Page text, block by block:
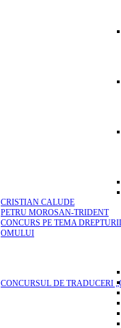
CRISTIAN CALUDE
PETRU MOROSAN-TRIDENT
CONCURS PE TEMA
OMULUI
CONCURSUL DE TRADUCERI